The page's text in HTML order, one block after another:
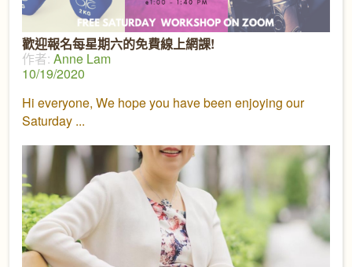
歡迎報名每星期六的免費線上網課!
作者: Anne Lam
10/19/2020
Hi everyone, We hope you have been enjoying our
Saturday